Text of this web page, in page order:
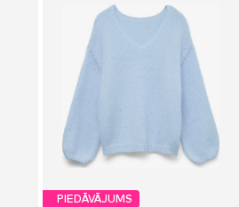
PIEDĀVĀJUMS